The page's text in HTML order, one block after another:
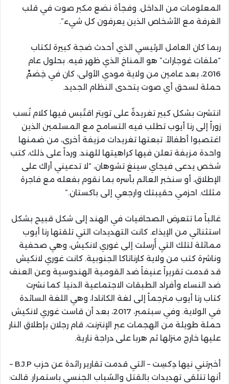
المعلومات من الداخل. وفجأة نضع مكبر صوت في قلب
الغرفة مع الأشخاص الذين يعرفون كل شيء”.
ربما كان العامل الرئيسي الذي أحدث ضجة كبيرة لكتاب
“ملفات غوجارات” هو المناخ الذي ظهر فيه. بحلول عام
2016، بعد عامين من ولاية مودي الأولى، كان في خِضمِّ
حملة لسحق أي صوت يتحدى النظام الجديد.
انتشرت بشكل كبير تغريدةٌ على تويتر اقتُبس فيها كلام نُسب
زوراً إلى رنا أيوب تطلب فيه التسامح مع المسلمين الذين
اغتصبوا أطفالاً. تبعتها تغريدات مزيفة أخرى، من ضمنها
واحدة مزيفة تعلن فيها كراهيتها للهند. ورداً على ذلك، كتب
شخص يدعى فيجاي سينغ تشوهان، “لا تدعيني أراك على
الإطلاق، أو سنخبر العالم بأسره بما نقوم بفعله مع فاجرة
مثلك. احزمي حقيبتك وارجعي إلى باكستان.”
غالباً ما تتعرض الصحافيات في الهند إلى شكل قبيح بشكل
استثنائي من الإيذاء. كانت التهديدات التي تلقتها رنا أيوب
مماثلة لتلك التي أُرسلت إلى غوري لانكيش، وهي صحفية
وناشرة كتب من ولاية كارناتاكا الجنوبية. كانت غوري لانكيش
قد قدمت تقريراً عنيفاً ضد القومية الهندوسية وعن العنف
ضد النساء وأفراد الطبقات الاجتماعية الدنيا. كما نشرت
كتاب رنا أيوب مترجماً إلى لغة الكانادا، وهي اللغة السائدة
في الولاية. وفي سبتمبر، 2017، بعد أن قاست غوري لانكيش
حملة طويلة من الهجمات عبر الإنترنت، قام رجلان بإطلاق النار
عليها خارج منزلها ثم هربا على دراجة نارية.
أخبرتني نيها دِكسِت – التي قدمت تقارير رائدة عن حزب B.J.P –
أنها تتلقى تهديدات بالقتل والسُباب الجنسي باستمرار. قالت: